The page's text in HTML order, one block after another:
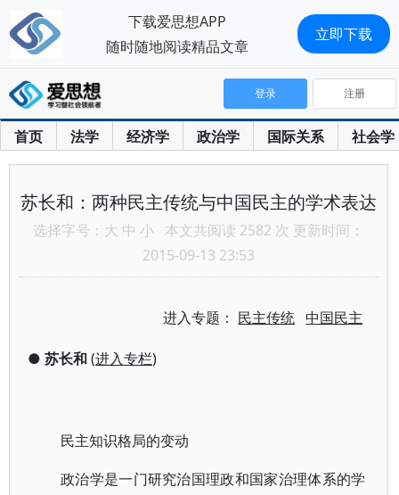
首页 法学 经济学 政治学 国际关系 社会学
登录 注册
苏长和：两种民主传统与中国民主的学术表达
选择字号： 大 中 小 本文共阅读 2582 次 更新时间：
2015-09-13 23:53
进入专题： 民主传统 中国民主
● 苏长和(进入专栏)
民主知识格局的变动
政治学是一门研究治国理政和国家治理体系的学
下载爱思想APP
随时随地阅读精品文章
立即下载